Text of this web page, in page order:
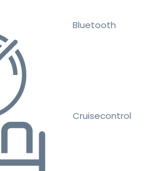
Bluetooth
Cruisecontrol